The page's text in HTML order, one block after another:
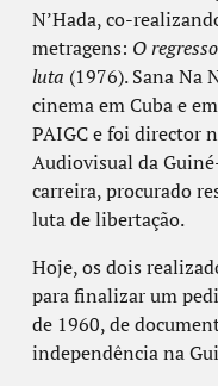
N’Hada, co-
metragens: O
luta (1976). Sana Na
cinema em Cuba e
PAIGC e foi director
Audiovisual da
carreira, procurado
luta de libertação.
Hoje, os dois
para finalizar um
de 1960, de
independência na